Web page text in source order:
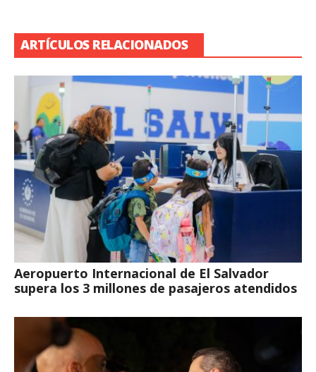
ARTÍCULOS RELACIONADOS
Aeropuerto Internacional de El Salvador
supera los 3 millones de pasajeros atendidos